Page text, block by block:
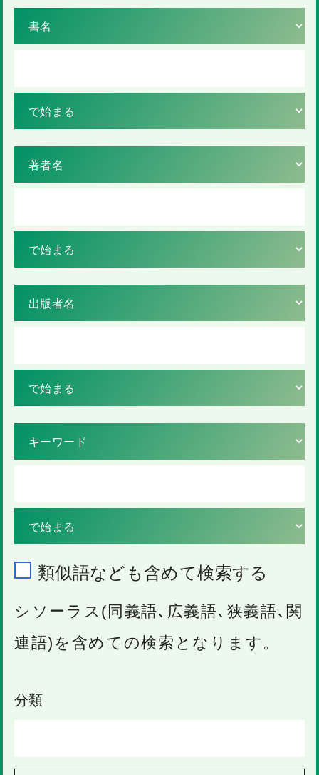
類似語なども含めて検索する
シソーラス(同義語､広義語､狭義語､関
連語)を含めての検索となります。
分類